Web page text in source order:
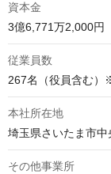
資本金
3億6,771万2,000円
従業員数
267名（役員含む
本社所在地
埼玉県さいたま市
その他事業所